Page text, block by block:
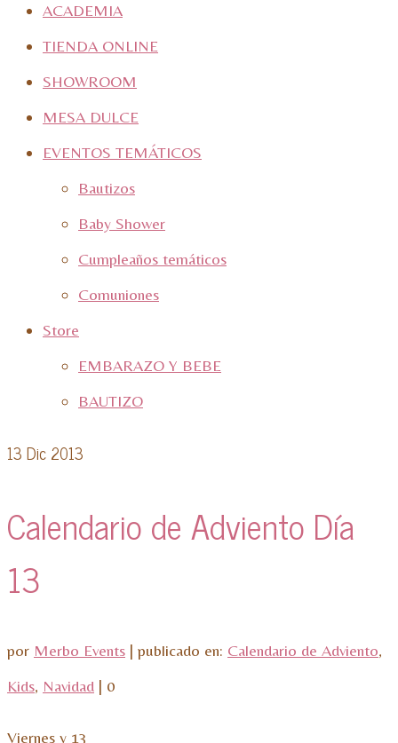
ACADEMIA
TIENDA ONLINE
SHOWROOM
MESA DULCE
EVENTOS TEMÁTICOS
Bautizos
Baby Shower
Cumpleaños temáticos
Comuniones
Store
EMBARAZO Y BEBE
BAUTIZO
13 Dic 2013
Calendario de Adviento Día
13
por Merbo Events | publicado en: Calendario de Adviento,
Kids, Navidad | 0
Viernes y 13